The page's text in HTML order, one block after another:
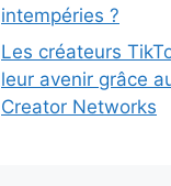
intempéries ?
Les créateurs
leur avenir grâce
Creator Networks